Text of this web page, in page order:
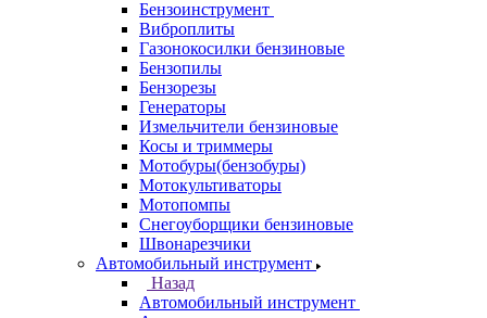
Бензоинструмент
Виброплиты
Газонокосилки бензиновые
Бензопилы
Бензорезы
Генераторы
Измельчители бензиновые
Косы и триммеры
Мотобуры(бензобуры)
Мотокультиваторы
Мотопомпы
Снегоуборщики бензиновые
Швонарезчики
Автомобильный инструмент
Назад
Автомобильный инструмент